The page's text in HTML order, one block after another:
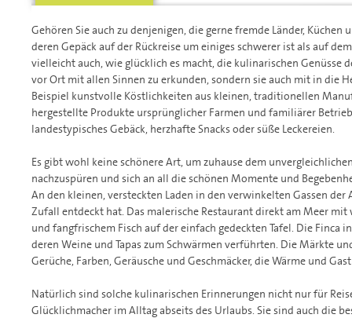
Gehören Sie auch zu denjenigen, die gerne fremde Länder,
deren Gepäck auf der Rückreise um einiges schwerer ist als auf
vielleicht auch, wie glücklich es macht, die kulinarischen Genüsse
vor Ort mit allen Sinnen zu erkunden, sondern sie auch mit in die
Beispiel kunstvolle Köstlichkeiten aus kleinen, traditionellen
hergestellte Produkte ursprünglicher Farmen und familiärer
landestypisches Gebäck, herzhafte Snacks oder süße Leckereien.
Es gibt wohl keine schönere Art, um zuhause dem
nachzuspüren und sich an all die schönen Momente und
An den kleinen, versteckten Laden in den verwinkelten Gassen
Zufall entdeckt hat. Das malerische Restaurant direkt am Meer
und fangfrischem Fisch auf der einfach gedeckten Tafel. Die Finca
deren Weine und Tapas zum Schwärmen verführten. Die Märkte
Gerüche, Farben, Geräusche und Geschmäcker, die Wärme und
Natürlich sind solche kulinarischen Erinnerungen nicht nur für
Glücklichmacher im Alltag abseits des Urlaubs. Sie sind auch die